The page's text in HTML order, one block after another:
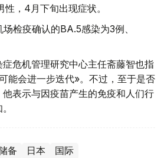
性，4月下旬出现症状。
检疫确认的BA.5感染为3例、
危机管理研究中心主任斋藤智也指
能会进一步迭代»。不过，至于是否
表示与因疫苗产生的免疫和人们行
备 日本 国际